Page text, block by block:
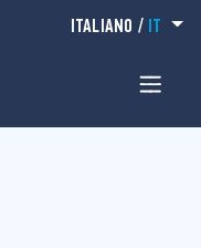
ITALIANO / IT